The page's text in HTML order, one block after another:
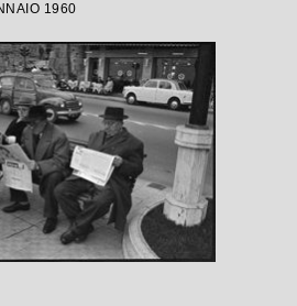
1960